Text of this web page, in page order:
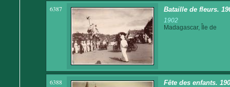
6387 Bataille de fleurs.
1902
Madagascar, Île de
6388 Fête des enfants.